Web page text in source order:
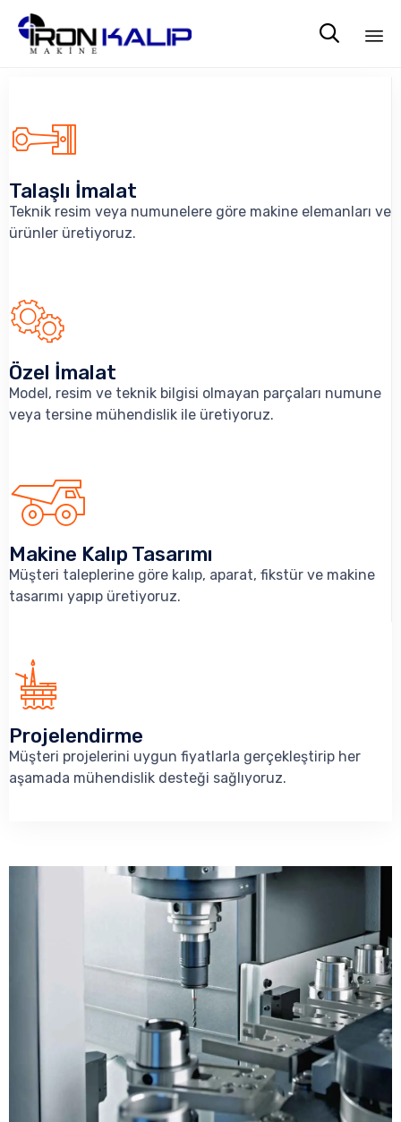

Talaşlı İmalat
Teknik resim veya numunelere göre makine elemanları ve
ürünler üretiyoruz.
Özel İmalat
Model, resim ve teknik bilgisi olmayan parçaları numune
veya tersine mühendislik ile üretiyoruz.
Makine Kalıp Tasarımı
Müşteri taleplerine göre kalıp, aparat, fikstür ve makine
tasarımı yapıp üretiyoruz.
Projelendirme
Müşteri projelerini uygun fiyatlarla gerçekleştirip her
aşamada mühendislik desteği sağlıyoruz.